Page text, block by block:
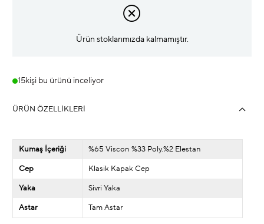
Ürün stoklarımızda kalmamıştır.
15kişi bu ürünü inceliyor
ÜRÜN ÖZELLIKLERI
Kumaş İçeriği %65 Viscon %33 Poly.%2 Elestan
Cep Klasik Kapak Cep
Yaka Sivri Yaka
Astar Tam Astar